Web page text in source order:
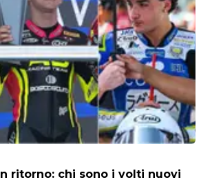
ritorno: chi sono i volti nuovi